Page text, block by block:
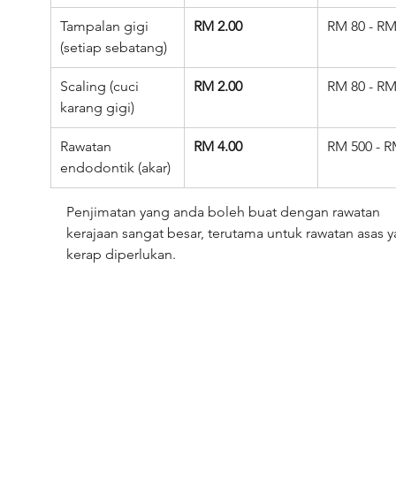
Tampalan gigi
(setiap sebatang)
RM 2.00 RM 80 -
Scaling (cuci
karang gigi)
RM 2.00 RM 80 -
Rawatan
endodontik (akar)
RM 4.00 RM 500 -
Penjimatan yang anda boleh buat dengan rawatan
kerajaan sangat besar, terutama untuk rawatan asas
kerap diperlukan.